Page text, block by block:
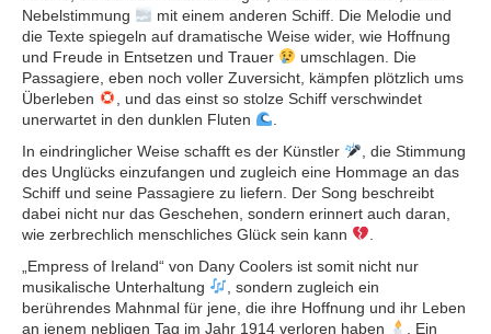
Nebelstimmung
mit einem anderen Schiff. Die Melodie und
die Texte spiegeln auf dramatische Weise wider, wie Hoffnung
und Freude in Entsetzen und Trauer
umschlagen. Die
Passagiere, eben noch voller Zuversicht, kämpfen plötzlich ums
Überleben
, und das einst so stolze Schiff verschwindet
unerwartet in den dunklen Fluten
In eindringlicher Weise schafft es der Künstler
, die Stimmung
des Unglücks einzufangen und zugleich eine Hommage an das
Schiff und seine Passagiere zu liefern. Der Song beschreibt
dabei nicht nur das Geschehen, sondern erinnert auch daran,
wie zerbrechlich menschliches Glück sein kann
„Empress of Ireland“ von Dany Coolers ist somit nicht nur
musikalische Unterhaltung
, sondern zugleich ein
berührendes Mahnmal für jene, die ihre Hoffnung und ihr Leben
an jenem nebligen Tag im Jahr 1914 verloren haben
. Ein